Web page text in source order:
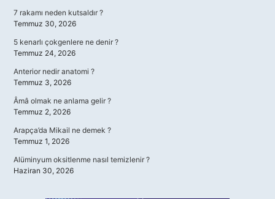
7 rakamı neden kutsaldır ?
Temmuz 30, 2026
5 kenarlı çokgenlere ne denir ?
Temmuz 24, 2026
Anterior nedir anatomi ?
Temmuz 3, 2026
Âmâ olmak ne anlama gelir ?
Temmuz 2, 2026
Arapça’da Mikail ne demek ?
Temmuz 1, 2026
Alüminyum oksitlenme nasıl temizlenir ?
Haziran 30, 2026